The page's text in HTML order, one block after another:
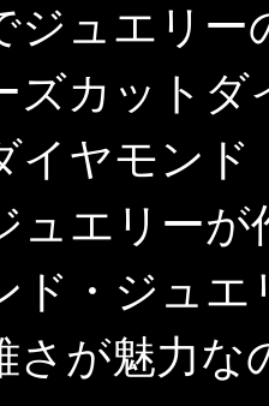
ジュエリー
ズカット
イヤモン
ュエリー
ド・ジュ
さが魅力な